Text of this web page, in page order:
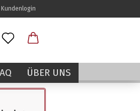
Kundenlogin
ÜBER UNS